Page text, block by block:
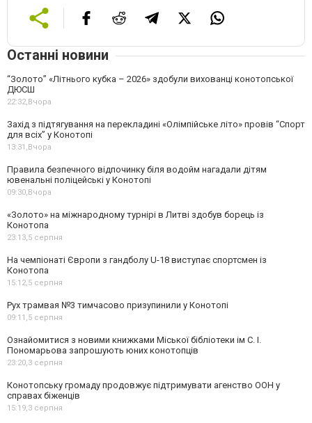
Останні новини
“Золото” «Літнього кубка – 2026» здобули вихованці конотопської
ДЮСШ
22:32,Вчора
Захід з підтягування на перекладині «Олімпійське літо» провів “Спорт
для всіх” у Конотопі
13:31,Вчора
Правила безпечного відпочинку біля водойм нагадали дітям
ювенальні поліцейські у Конотопі
09:30,Вчора
«Золото» на міжнародному турнірі в Литві здобув борець із
Конотопа
23:13,5 серпня
На чемпіонаті Європи з гандболу U-18 виступає спортсмен із
Конотопа
15:12,5 серпня
Рух трамвая №3 тимчасово призупинили у Конотопі
09:11,5 серпня
Ознайомитися з новими книжками Міської бібліотеки ім С. І.
Пономарьова запрошують юних конотопців
23:20,3 серпня
Конотопську громаду продовжує підтримувати агенство ООН у
справах біженців
15:19,3 серпня